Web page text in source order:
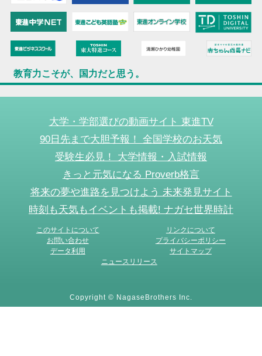
教育力こそが、国力だと思う。
大学・学部選びの動画サイト 東進TV
90日先まで大胆予報！ 全国学校のお天気
受験生必見！ 大学情報・入試情報
きっと元気になる Proverb格言
将来の夢や進路を見つけよう 未来発見サイト
時刻も天気もイベントも掲載! ナガセ世界時計
このサイトについて
リンクについて
お問い合わせ
プライバシーポリシー
データ利用
サイトマップ
ニュースリリース
Copyright © NagaseBrothers Inc.